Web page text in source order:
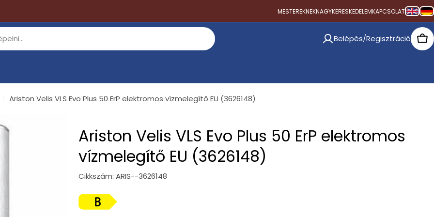
MESTEREKNEKNAGYKERESKEDELEMKAPCSOLAT
Belépés/Regisztráció
Ariston Velis VLS Evo Plus 50 ErP elektromos vízmelegítő EU (3626148)
Ariston Velis VLS Evo Plus 50 ErP elektromos
vízmelegítő EU (3626148)
Cikkszám: ARIS--3626148